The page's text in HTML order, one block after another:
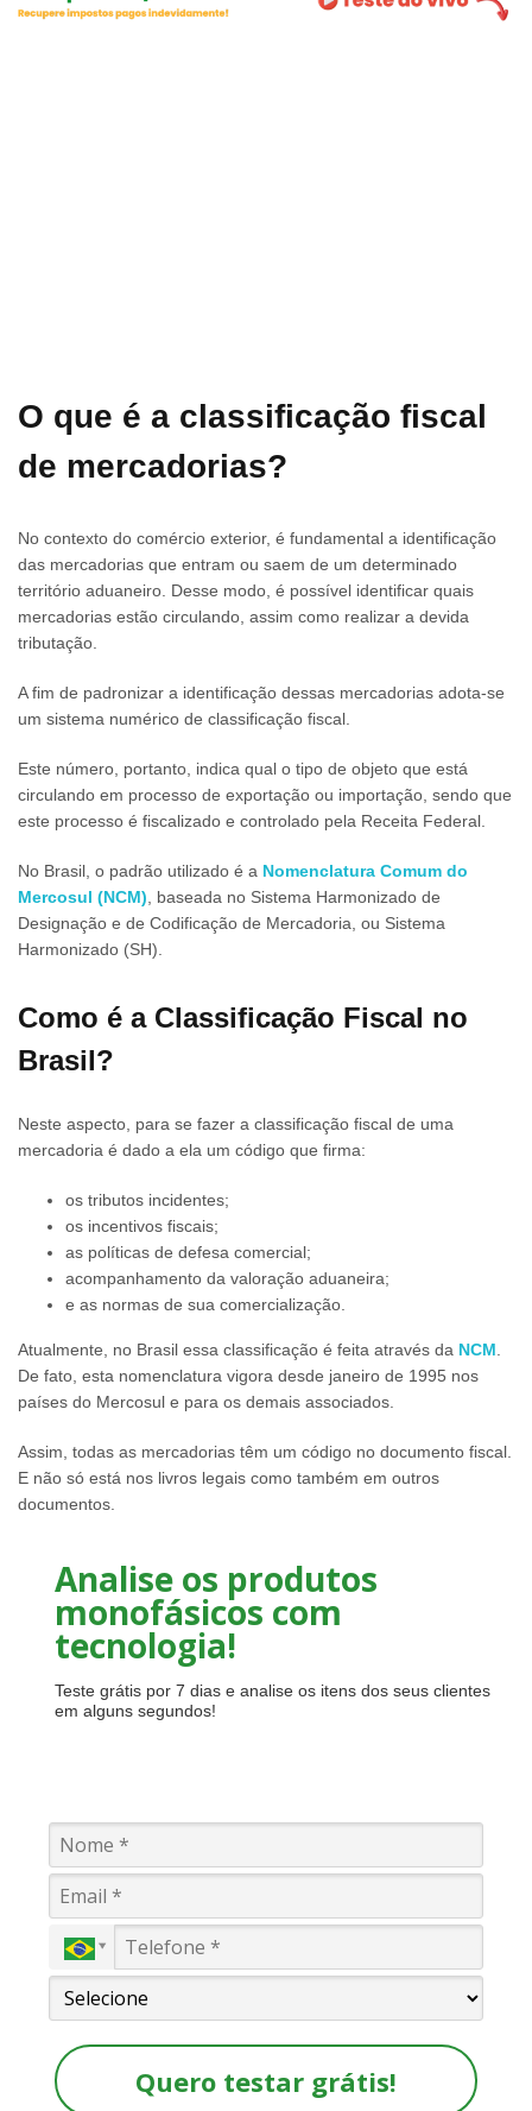
O que é a classificação fiscal
de mercadorias?
No contexto do comércio exterior, é fundamental a identificação
das mercadorias que entram ou saem de um determinado
território aduaneiro. Desse modo, é possível identificar quais
mercadorias estão circulando, assim como realizar a devida
tributação.
A fim de padronizar a identificação dessas mercadorias adota-se
um sistema numérico de classificação fiscal.
Este número, portanto, indica qual o tipo de objeto que está
circulando em processo de exportação ou importação, sendo que
este processo é fiscalizado e controlado pela Receita Federal.
No Brasil, o padrão utilizado é a Nomenclatura Comum do
Mercosul (NCM) , baseada no Sistema Harmonizado de
Designação e de Codificação de Mercadoria, ou Sistema
Harmonizado (SH).
Como é a Classificação Fiscal no
Brasil?
Neste aspecto, para se fazer a classificação fiscal de uma
mercadoria é dado a ela um código que firma:
os tributos incidentes;
os incentivos fiscais;
as políticas de defesa comercial;
acompanhamento da valoração aduaneira;
e as normas de sua comercialização.
Atualmente, no Brasil essa classificação é feita através da NCM
De fato, esta nomenclatura vigora desde janeiro de 1995 nos
países do Mercosul e para os demais associados.
Assim, todas as mercadorias têm um código no documento fiscal.
E não só está nos livros legais como também em outros
documentos.
Analise os produtos
monofásicos com
tecnologia!
Teste grátis por 7 dias e analise os itens dos seus clientes
em alguns segundos!
Quero testar grátis!